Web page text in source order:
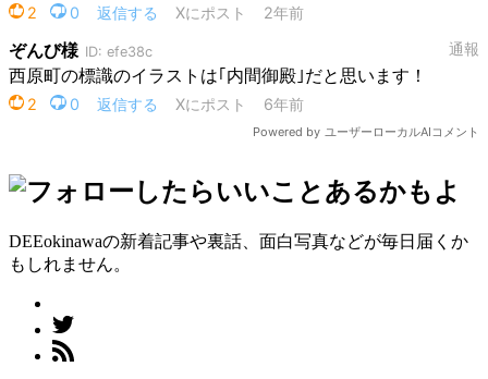
DEEokinawaの新着記事や裏話、面白写真などが毎日届くか
もしれません。